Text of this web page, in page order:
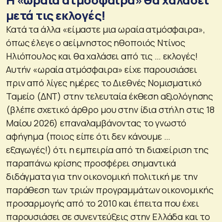
μετά τις εκλογές!
Κατά τα άλλα «είμαστε μια ωραία ατμόσφαιρα»,
όπως έλεγε ο αείμνηστος ηθοποιός Ντίνος
Ηλιόπουλος και θα χαλάσει από τις … εκλογές!
Αυτήν «ωραία ατμόσφαιρα» είχε παρουσιάσει
πριν από λίγες ημέρες το Διεθνές Νομισματικό
Ταμείο (ΔΝΤ) στην τελευταία έκθεση αξιολόγησης
(βλέπε σχετικό άρθρο μου στην ίδια στήλη στις 18
Μαίου 2026) επαναλαμβάνοντας το γνωστό
αφήγημα (ποιος είπε ότι δεν κάνουμε …
εξαγωγές!) ότι η εμπειρία από τη διαχείριση της
παραπάνω κρίσης προσφέρει σημαντικά
διδάγματα για την οικονομική πολιτική με την
παράθεση των τριών προγραμμάτων οικονομικής
προσαρμογής από το 2010 και έπειτα που έχει
παρουσιάσει σε συνεντεύξεις στην Ελλάδα και το